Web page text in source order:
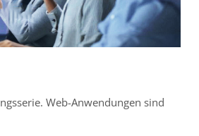
Web-Anwendungen sind